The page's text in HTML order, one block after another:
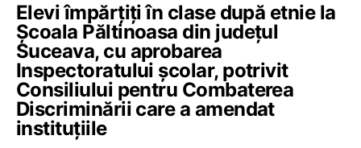
Elevi împărțiți în clase după etnie la
Școala Păltinoasa din județul
Suceava, cu aprobarea
Inspectoratului școlar, potrivit
Consiliului pentru Combaterea
Discriminării care a amendat
instituțiile